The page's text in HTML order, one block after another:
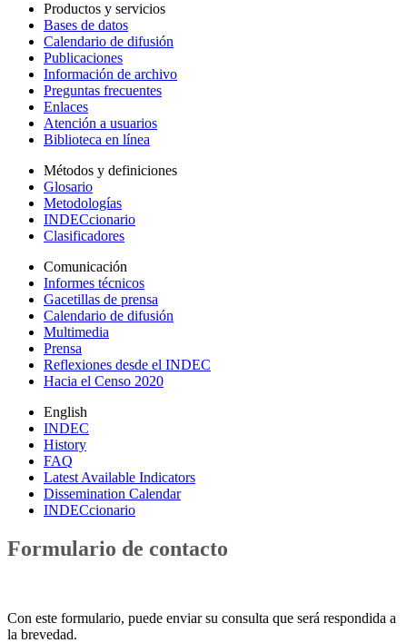
Productos y servicios
Bases de datos
Calendario de difusión
Publicaciones
Información de archivo
Preguntas frecuentes
Enlaces
Atención a usuarios
Biblioteca en línea
Métodos y definiciones
Glosario
Metodologías
INDECcionario
Clasificadores
Comunicación
Informes técnicos
Gacetillas de prensa
Calendario de difusión
Multimedia
Prensa
Reflexiones desde el INDEC
Hacia el Censo 2020
English
INDEC
History
FAQ
Latest Available Indicators
Dissemination Calendar
INDECcionario
Formulario de contacto
Con este formulario, puede enviar su consulta que será respondida a
la brevedad.